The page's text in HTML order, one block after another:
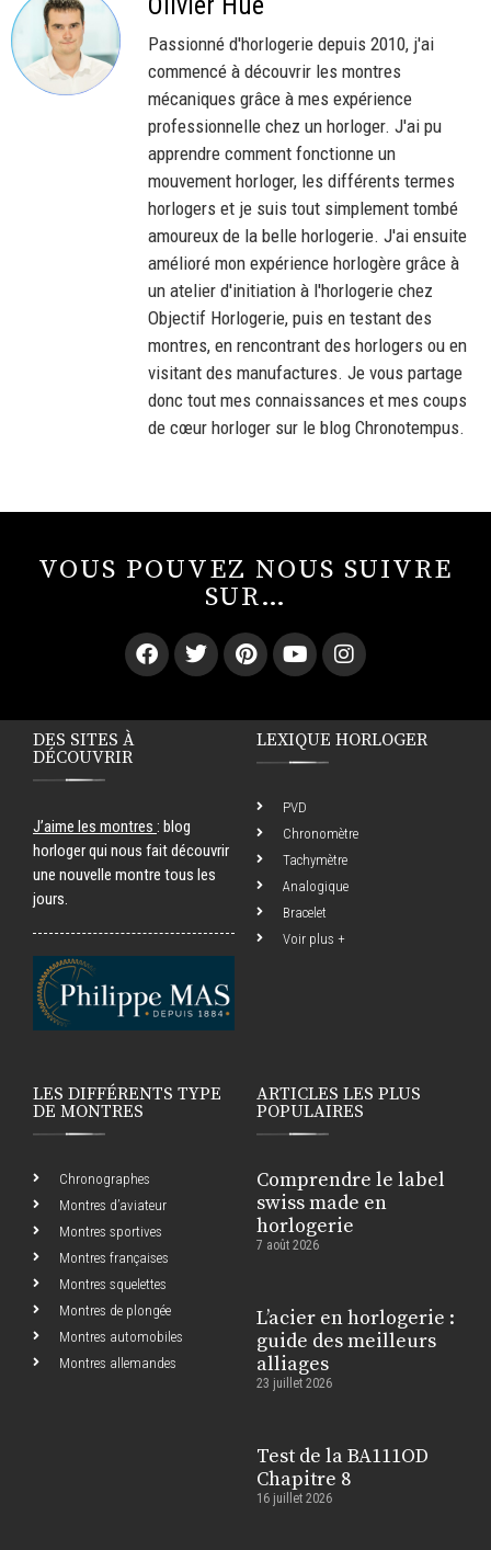
Passionné d'horlogerie depuis 2010, j'ai
commencé à découvrir les montres
mécaniques grâce à mes expérience
professionnelle chez un horloger. J'ai pu
apprendre comment fonctionne un
mouvement horloger, les différents termes
horlogers et je suis tout simplement tombé
amoureux de la belle horlogerie. J'ai ensuite
amélioré mon expérience horlogère grâce à
un atelier d'initiation à l'horlogerie chez
Objectif Horlogerie, puis en testant des
montres, en rencontrant des horlogers ou en
visitant des manufactures. Je vous partage
donc tout mes connaissances et mes coups
de cœur horloger sur le blog Chronotempus.
VOUS POUVEZ NOUS SUIVRE
SUR…
DES SITES À
DÉCOUVRIR
J’aime les montres : blog
horloger qui nous fait découvrir
une nouvelle montre tous les
jours.
LEXIQUE HORLOGER
PVD
Chronomètre
Tachymètre
Analogique
Bracelet
Voir plus +
LES DIFFÉRENTS TYPE
DE MONTRES
Chronographes
Montres d’aviateur
Montres sportives
Montres françaises
Montres squelettes
Montres de plongée
Montres automobiles
Montres allemandes
ARTICLES LES PLUS
POPULAIRES
Comprendre le label
swiss made en
horlogerie
7 août 2026
L’acier en horlogerie :
guide des meilleurs
alliages
23 juillet 2026
Test de la BA111OD
Chapitre 8
16 juillet 2026